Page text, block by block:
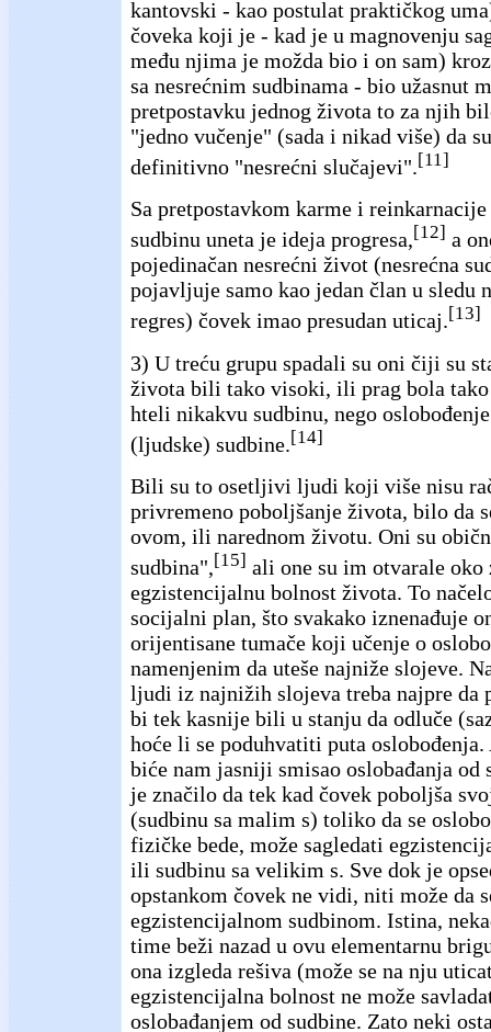
kantovski - kao postulat praktičkog
čoveka koji je - kad je u magnovenju
među njima je možda bio i on sam)
sa nesrećnim sudbinama - bio užasnut
pretpostavku jednog života to za njih
"jedno vučenje" (sada i nikad više) da
definitivno "nesrećni slučajevi".[11]
Sa pretpostavkom karme i
sudbinu uneta je ideja progresa,[12] a
pojedinačan nesrećni život (nesrećna
pojavljuje samo kao jedan član u sledu
regres) čovek imao presudan uticaj.[13]
3) U treću grupu spadali su oni čiji su
života bili tako visoki, ili prag bola tako
hteli nikakvu sudbinu, nego
(ljudske) sudbine.[14]
Bili su to osetljivi ljudi koji više nisu
privremeno poboljšanje života, bilo da
ovom, ili narednom životu. Oni su
sudbina",[15] ali one su im otvarale oko
egzistencijalnu bolnost života. To
socijalni plan, što svakako iznenađuje
orijentisane tumače koji učenje o
namenjenim da uteše najniže slojeve.
ljudi iz najnižih slojeva treba najpre da
bi tek kasnije bili u stanju da odluče
hoće li se poduhvatiti puta
biće nam jasniji smisao oslobađanja od
je značilo da tek kad čovek poboljša
(sudbinu sa malim s) toliko da se
fizičke bede, može sagledati
ili sudbinu sa velikim s. Sve dok je
opstankom čovek ne vidi, niti može da
egzistencijalnom sudbinom. Istina,
time beži nazad u ovu elementarnu
ona izgleda rešiva (može se na nju
egzistencijalna bolnost ne može
oslobađanjem od sudbine. Zato neki